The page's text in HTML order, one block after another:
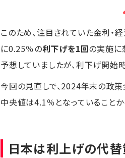
このため、注目されていた金利
に0.25％の利下げを1回の実施に
予想していましたが、利下げ開始
今回の見直しで、2024年末の政
中央値は4.1％となっていること
日本は利上げの代